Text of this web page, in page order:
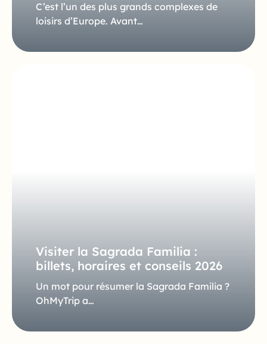
C’est l’un des plus grands complexes de
loisirs d’Europe. Avant…
Visiter la Sagrada Familia :
billets, horaires et conseils 2026
Un mot pour résumer la Sagrada Familia ?
OhMyTrip a…